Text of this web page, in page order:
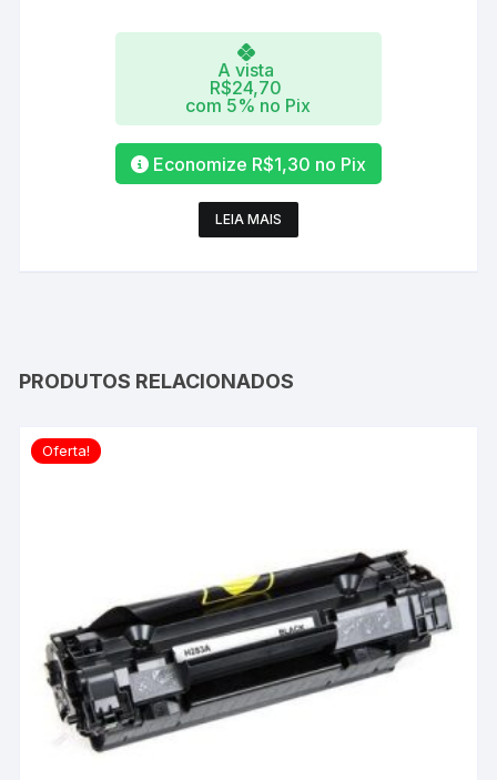
A vista
R$24,70
com 5% no Pix
Economize R$1,30 no Pix
LEIA MAIS
PRODUTOS RELACIONADOS
Oferta!